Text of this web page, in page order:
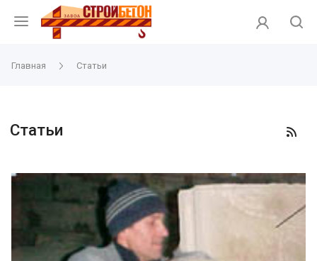
Главная Статьи
Статьи